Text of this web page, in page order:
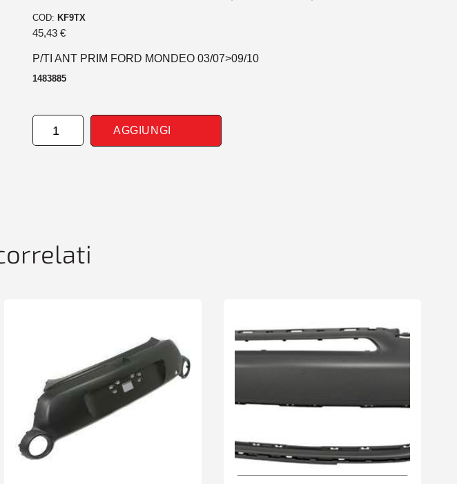
COD: KF9TX
45,43 €
P/TI ANT PRIM FORD MONDEO 03/07>09/10
1483885
PARAURTI
ANTERIORE
AGGIUNGI